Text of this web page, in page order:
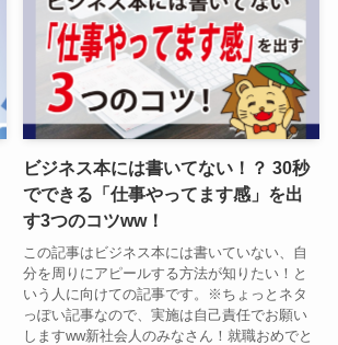
ビジネス本には書いてない！？ 30秒
でできる「仕事やってます感」を出
す3つのコツww！
この記事はビジネス本には書いていない、自
分を周りにアピールする方法が知りたい！と
いう人に向けての記事です。※ちょっとネタ
っぽい記事なので、実施は自己責任でお願い
しますww新社会人のみなさん！就職おめでと